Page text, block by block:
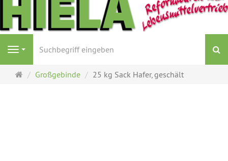
Navigation
Startseite
Großgebinde 25 kg Sack Hafer, geschält